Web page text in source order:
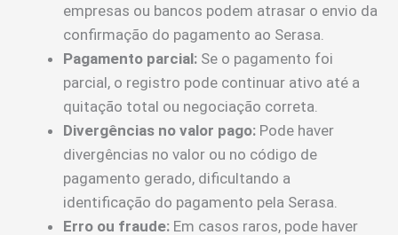
empresas ou bancos podem atrasar o envio da
confirmação do pagamento ao Serasa.
Pagamento parcial: Se o pagamento foi
parcial, o registro pode continuar ativo até a
quitação total ou negociação correta.
Divergências no valor pago: Pode haver
divergências no valor ou no código de
pagamento gerado, dificultando a
identificação do pagamento pela Serasa.
Erro ou fraude: Em casos raros, pode haver